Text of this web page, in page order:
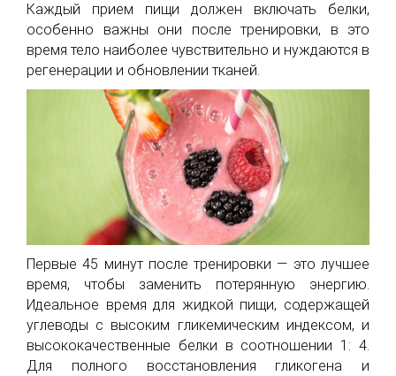
Каждый прием пищи должен включать белки,
особенно важны они после тренировки, в это
время тело наиболее чувствительно и нуждаются в
регенерации и обновлении тканей.
Первые 45 минут после тренировки — это лучшее
время, чтобы заменить потерянную энергию.
Идеальное время для жидкой пищи, содержащей
углеводы с высоким гликемическим индексом, и
высококачественные белки в соотношении 1: 4.
Для полного восстановления гликогена и